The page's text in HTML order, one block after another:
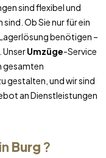
sind flexibel und
Ob Sie nur für ein
benötigen –
UnserUmzüge-Service
gesamten
gestalten, und wir sind
an Dienstleistungen
Burg ?